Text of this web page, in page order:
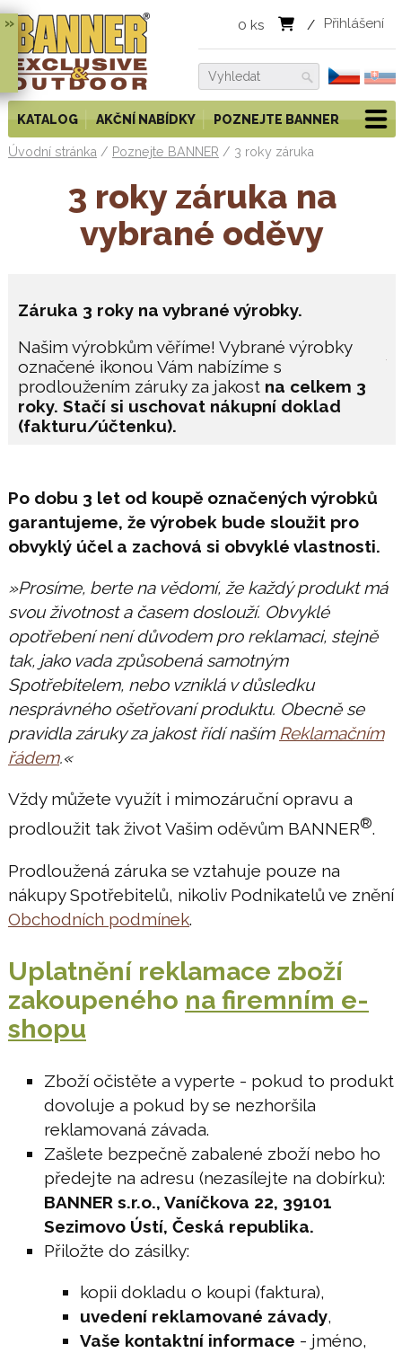
» Přihlášení
0 ks /
KATALOG AKČNÍ NABÍDKY POZNEJTE BANNER
Úvodní stránka / Poznejte BANNER / 3 roky záruka
3 roky záruka na
vybrané oděvy
Záruka 3 roky na vybrané výrobky.
Našim výrobkům věříme! Vybrané výrobky
označené ikonou Vám nabízíme s
prodloužením záruky za jakost na celkem 3
roky. Stačí si uschovat nákupní doklad
(fakturu/účtenku).
Po dobu 3 let od koupě označených výrobků
garantujeme, že výrobek bude sloužit pro
obvyklý účel a zachová si obvyklé vlastnosti.
»Prosíme, berte na vědomí, že každý produkt má
svou životnost a časem doslouží. Obvyklé
opotřebení není důvodem pro reklamaci, stejně
tak, jako vada způsobená samotným
Spotřebitelem, nebo vzniklá v důsledku
nesprávného ošetřovaní produktu. Obecně se
pravidla záruky za jakost řídí naším Reklamačním
řádem.«
Vždy můžete využít i mimozáruční opravu a
prodloužit tak život Vašim oděvům BANNER®.
Prodloužená záruka se vztahuje pouze na
nákupy Spotřebitelů, nikoliv Podnikatelů ve znění
Obchodních podmínek.
Uplatnění reklamace zboží
zakoupeného na firemním e-
shopu
Zboží očistěte a vyperte - pokud to produkt
dovoluje a pokud by se nezhoršila
reklamovaná závada.
Zašlete bezpečně zabalené zboží nebo ho
předejte na adresu (nezasílejte na dobírku):
BANNER s.r.o., Vaníčkova 22, 39101
Sezimovo Ústí, Česká republika.
Přiložte do zásilky:
kopii dokladu o koupi (faktura),
uvedení reklamované závady,
Vaše kontaktní informace - jméno,